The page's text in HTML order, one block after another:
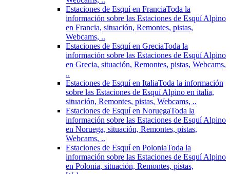
Estaciones de Esquí en FranciaToda la
información sobre las Estaciones de Esquí Alpino
en Francia, situación, Remontes, pistas,
Webcams, ..
Estaciones de Esquí en GreciaToda la
información sobre las Estaciones de Esquí Alpino
en Grecia, situación, Remontes, pistas, Webcams,
..
Estaciones de Esquí en ItaliaToda la información
sobre las Estaciones de Esquí Alpino en italia,
situación, Remontes, pistas, Webcams, ..
Estaciones de Esquí en NoruegaToda la
información sobre las Estaciones de Esquí Alpino
en Noruega, situación, Remontes, pistas,
Webcams, ..
Estaciones de Esquí en PoloniaToda la
información sobre las Estaciones de Esquí Alpino
en Polonia, situación, Remontes, pistas,